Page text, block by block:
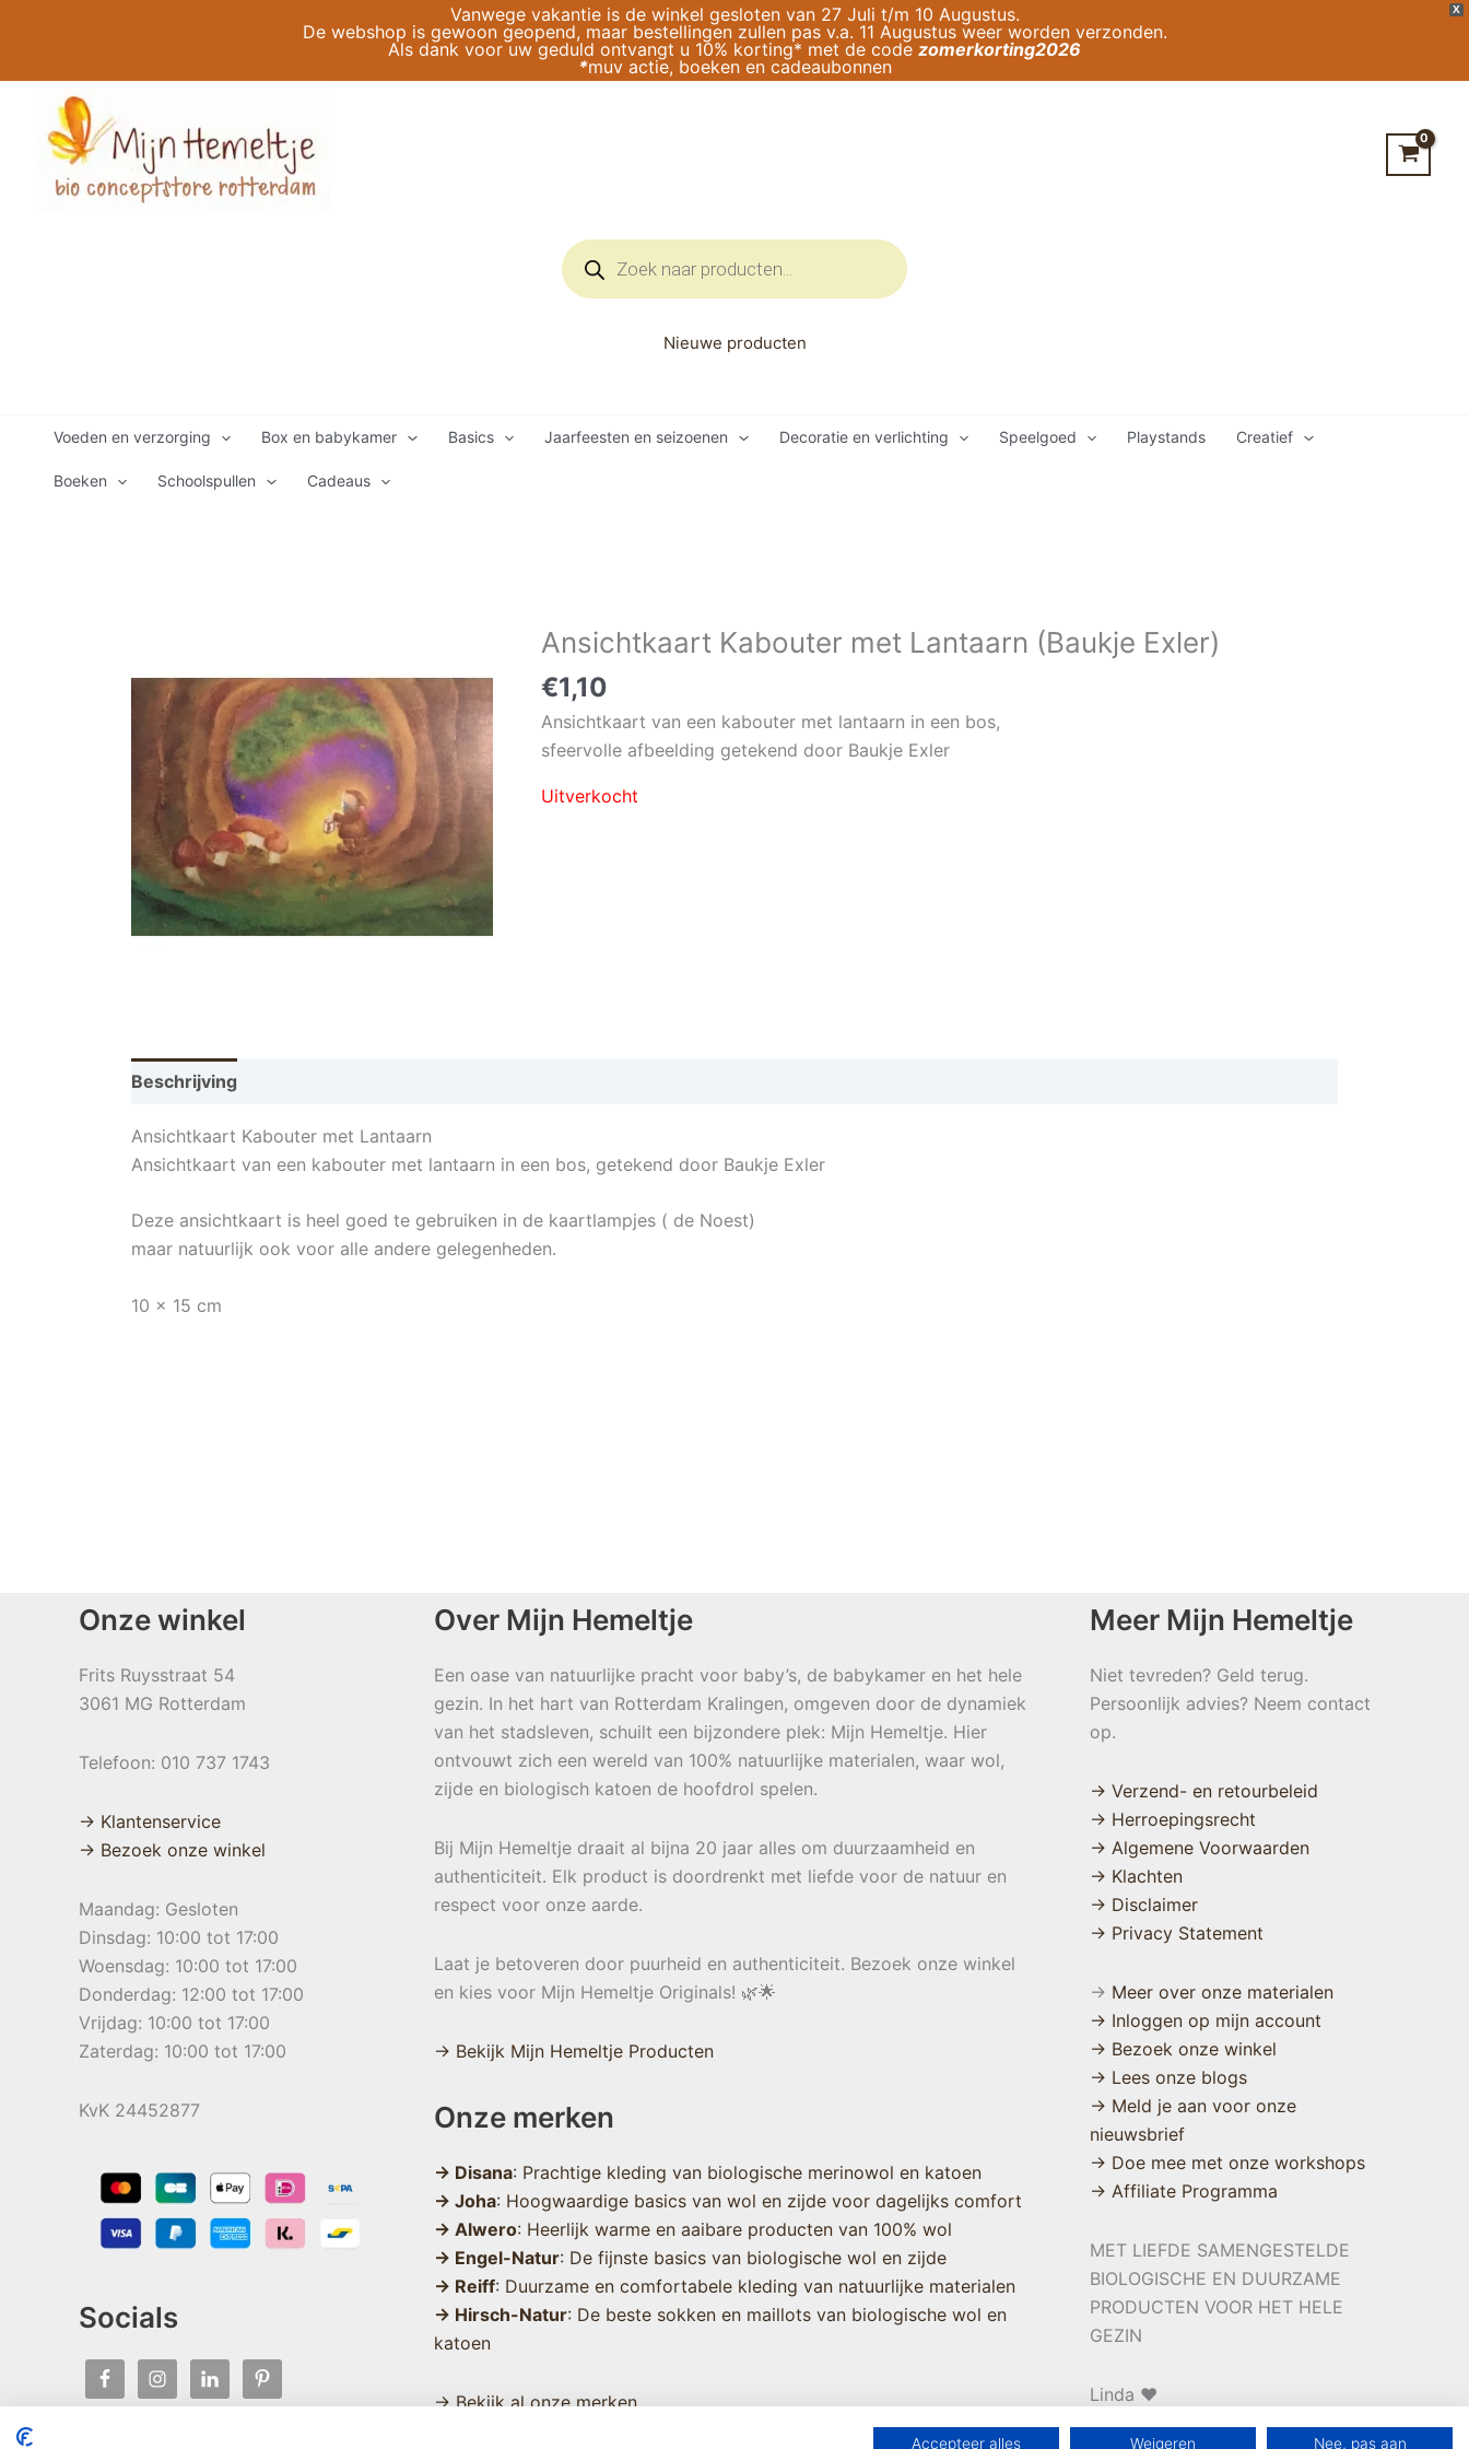
X
Vanwege vakantie is de winkel gesloten van 27 Juli t/m 10 Augustus.
De webshop is gewoon geopend, maar bestellingen zullen pas v.a. 11 Augustus weer worden verzonden.
Als dank voor uw geduld ontvangt u 10% korting* met de code zomerkorting2026
*muv actie, boeken en cadeaubonnen
Producten
zoeken
Nieuwe producten
Voeden en verzorging Box en babykamer Basics Jaarfeesten en seizoenen Decoratie en verlichting Speelgoed Playstands Creatief
Boeken Schoolspullen Cadeaus
Ansichtkaart Kabouter met Lantaarn (Baukje Exler)
€1,10
Ansichtkaart van een kabouter met lantaarn in een bos,
sfeervolle afbeelding getekend door Baukje Exler
Uitverkocht
Beschrijving
Ansichtkaart Kabouter met Lantaarn
Ansichtkaart van een kabouter met lantaarn in een bos, getekend door Baukje Exler
Deze ansichtkaart is heel goed te gebruiken in de kaartlampjes ( de Noest)
maar natuurlijk ook voor alle andere gelegenheden.
10 x 15 cm
Onze winkel
Frits Ruysstraat 54
3061 MG Rotterdam
Telefoon: 010 737 1743
→ Klantenservice
→ Bezoek onze winkel
Maandag: Gesloten
Dinsdag: 10:00 tot 17:00
Woensdag: 10:00 tot 17:00
Donderdag: 12:00 tot 17:00
Vrijdag: 10:00 tot 17:00
Zaterdag: 10:00 tot 17:00
KvK 24452877
Socials
Over Mijn Hemeltje
Een oase van natuurlijke pracht voor baby’s, de babykamer en het hele
gezin. In het hart van Rotterdam Kralingen, omgeven door de dynamiek
van het stadsleven, schuilt een bijzondere plek: Mijn Hemeltje. Hier
ontvouwt zich een wereld van 100% natuurlijke materialen, waar wol,
zijde en biologisch katoen de hoofdrol spelen.
Bij Mijn Hemeltje draait al bijna 20 jaar alles om duurzaamheid en
authenticiteit. Elk product is doordrenkt met liefde voor de natuur en
respect voor onze aarde.
Laat je betoveren door puurheid en authenticiteit. Bezoek onze winkel
en kies voor Mijn Hemeltje Originals! 🌿🌟
→ Bekijk Mijn Hemeltje Producten
Onze merken
→ Disana: Prachtige kleding van biologische merinowol en katoen
→ Joha: Hoogwaardige basics van wol en zijde voor dagelijks comfort
→ Alwero: Heerlijk warme en aaibare producten van 100% wol
→ Engel-Natur: De fijnste basics van biologische wol en zijde
→ Reiff: Duurzame en comfortabele kleding van natuurlijke materialen
→ Hirsch-Natur: De beste sokken en maillots van biologische wol en
katoen
→ Bekijk al onze merken
Meer Mijn Hemeltje
Niet tevreden? Geld terug.
Persoonlijk advies? Neem contact
op.
→ Verzend- en retourbeleid
→ Herroepingsrecht
→ Algemene Voorwaarden
→ Klachten
→ Disclaimer
→ Privacy Statement
→ Meer over onze materialen
→ Inloggen op mijn account
→ Bezoek onze winkel
→ Lees onze blogs
→ Meld je aan voor onze
nieuwsbrief
→ Doe mee met onze workshops
→ Affiliate Programma
MET LIEFDE SAMENGESTELDE
BIOLOGISCHE EN DUURZAME
PRODUCTEN VOOR HET HELE
GEZIN
Linda ❤️
Accepteer alles Weigeren Nee, pas aan